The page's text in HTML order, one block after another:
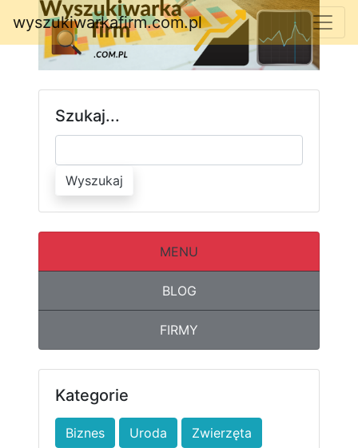
wyszukiwarkafirm.com.pl
Szukaj...
Wyszukaj
MENU
BLOG
FIRMY
Kategorie
Biznes Uroda Zwierzęta